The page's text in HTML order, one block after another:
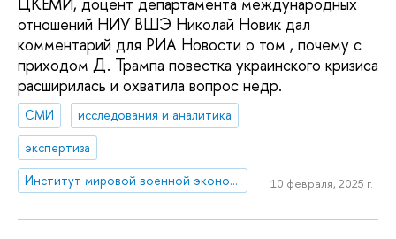
отношений НИУ ВШЭ Николай Новик дал
комментарий для РИА Новости о том , почему с
приходом Д. Трампа повестка украинского кризиса
расширилась и охватила вопрос недр.
СМИ
исследования и аналитика
экспертиза
Институт мировой военной экономики и стратегии
10 февраля, 2025 г.